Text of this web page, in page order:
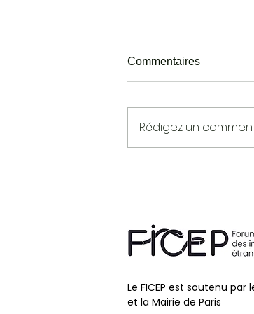
Commentaires
Rédigez un
Le FICEP est soutenu
et la Mairie de Paris